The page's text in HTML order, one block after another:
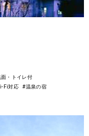
・トイレ付
Fi対応
#温泉の宿